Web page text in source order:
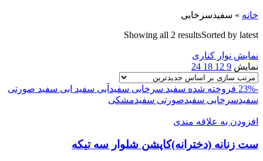
خانه » سفیدسرخابی
Showing all 2 resultsSorted by latest
نمایش نوار کناری
نمایش 9
12
18
24
-23% فروخته شده سفید سرخابی سفیدآبی سفید ابی سفید صورتی
سفیدسرخابی سفیدصورتی سفیدمشکی
افزودن به علاقه مندی
ست زنانه (دخترانه)کاپشن شلوار سه تیکه